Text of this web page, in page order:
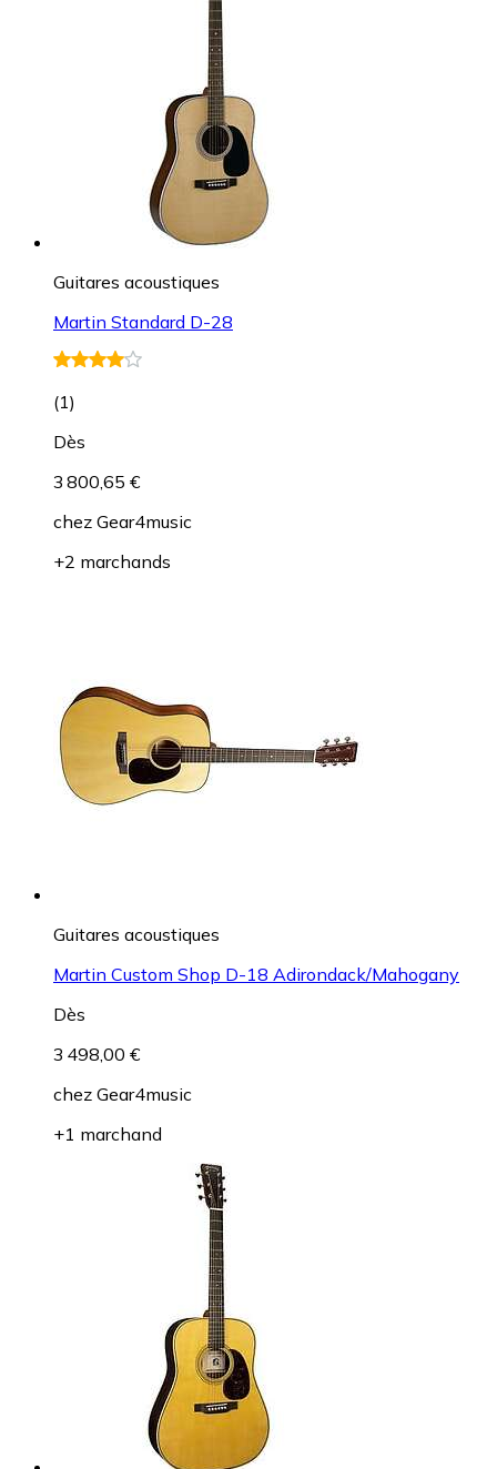
Guitares acoustiques
Martin Standard D-28
(1)
Dès
3 800,65 €
chez Gear4music
+2 marchands
Guitares acoustiques
Martin Custom Shop D-18 Adirondack/Mahogany
Dès
3 498,00 €
chez Gear4music
+1 marchand